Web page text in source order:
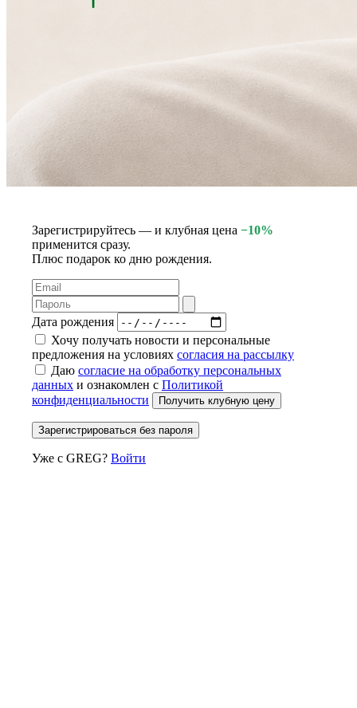
Зарегистрируйтесь — и клубная цена −10%
применится сразу.
Плюс подарок ко дню рождения.
Дата рождения
Хочу получать новости и персональные
предложения на условиях согласия на рассылку
Даю согласие на обработку персональных
данных и ознакомлен с Политикой
конфиденциальности
Получить клубную цену
Зарегистрироваться без пароля
Уже с GREG? Войти